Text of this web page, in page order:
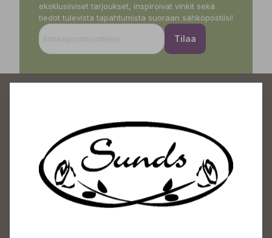
eksklusiiviset tarjoukset, inspiroivat vinkit sekä
tiedot tulevista tapahtumista suoraan sähköpostiisi!
Tilaa
Sundin Puutarhakeskus
Avoinna